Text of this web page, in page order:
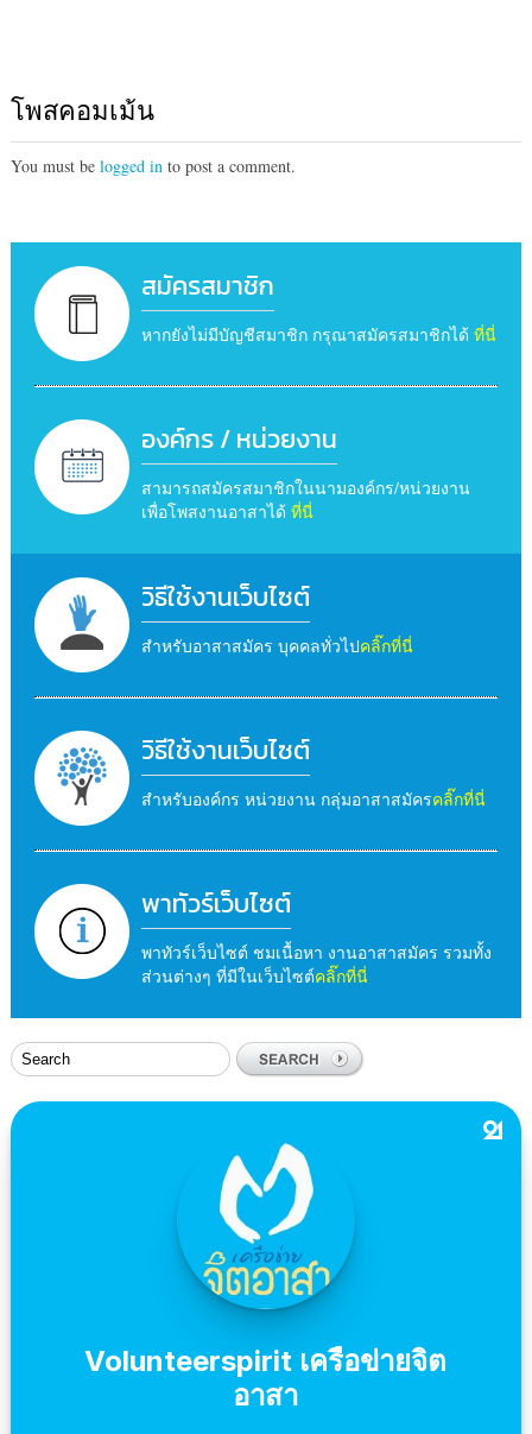
โพสคอมเม้น
You must be logged into post a comment.
สมัครสมาชิก
หากยังไม่มีบัญชีสมาชิก กรุณาสมัครสมาชิกได้ ที่นี่
องค์กร / หน่วยงาน
สามารถสมัครสมาชิกในนามองค์กร/หน่วยงาน
เพื่อโพสงานอาสาได้ ที่นี่
วิธีใช้งานเว็บไซต์
สำหรับอาสาสมัคร บุคคลทั่วไปคลิ๊กที่นี่
วิธีใช้งานเว็บไซต์
สำหรับองค์กร หน่วยงาน กลุ่มอาสาสมัครคลิ๊กที่นี่
พาทัวร์เว็บไซต์
พาทัวร์เว็บไซต์ ชมเนื้อหา งานอาสาสมัคร รวมทั้ง
ส่วนต่างๆ ที่มีในเว็บไซต์คลิ๊กที่นี่